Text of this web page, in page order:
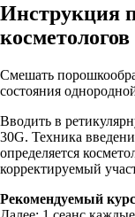
Инструкция
косметологов
Смешать
состояния
Вводить в
30G. Техника
определяется
корректируемый
Рекомендуемый